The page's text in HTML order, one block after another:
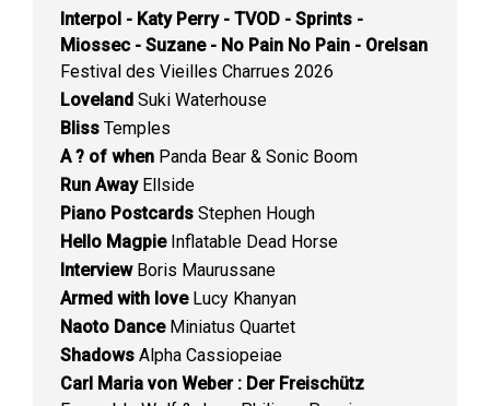
Interpol - Katy Perry - TVOD - Sprints -
Miossec - Suzane - No Pain No Pain - Orelsan
Festival des Vieilles Charrues 2026
Loveland Suki Waterhouse
Bliss Temples
A ? of when Panda Bear & Sonic Boom
Run AwayEllside
Piano Postcards Stephen Hough
Hello MagpieInflatable Dead Horse
InterviewBoris Maurussane
Armed with loveLucy Khanyan
Naoto DanceMiniatus Quartet
Shadows Alpha Cassiopeiae
Carl Maria von Weber : Der Freischütz